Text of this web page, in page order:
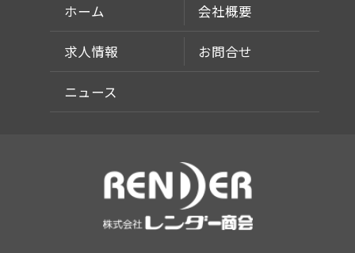
ホーム 会社概要
求人情報 お問合せ
ニュース